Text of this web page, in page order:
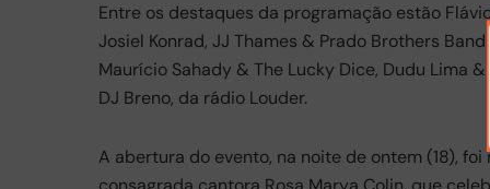
Entre os destaques da programação estão
Josiel Konrad, JJ Thames & Prado Brothers
Maurício Sahady & The Lucky Dice, Dudu Lima
DJ Breno, da rádio Louder.
A abertura do evento, na noite de ontem (18),